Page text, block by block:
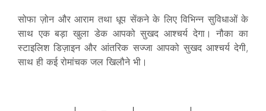
सोफा ज़ोन और आराम तथा धूप सेंकने के लिए विभिन्न सुविधाओं के
साथ एक बड़ा खुला डेक आपको सुखद आश्चर्य देगा। नौका का
स्टाइलिश डिज़ाइन और आंतरिक सज्जा आपको सुखद आश्चर्य देगी,
साथ ही कई रोमांचक जल खिलौने भी।